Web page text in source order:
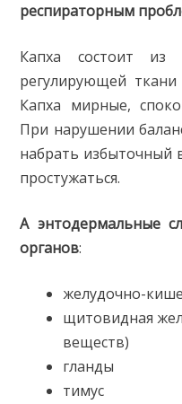
респираторным
Капха состоит
регулирующей ткани
Капха мирные,
При нарушении
набрать избыточный
простужаться.
А энтодермальные
органов:
желудочно-
щитовидная
веществ)
гланды
тимус